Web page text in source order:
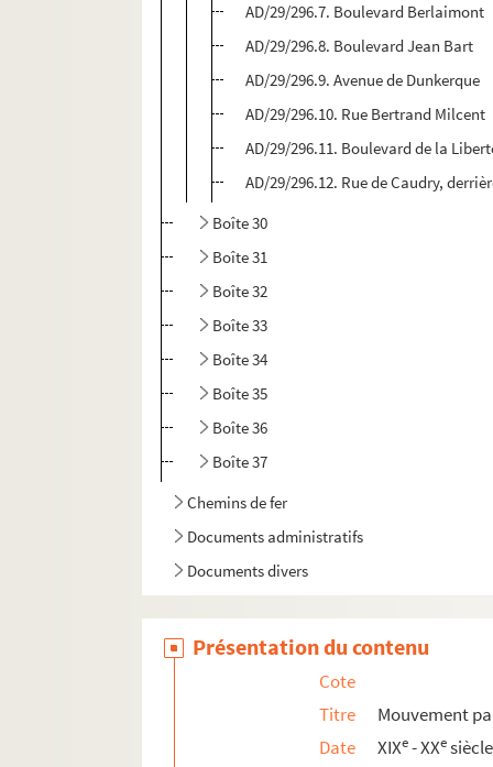
AD/29/296.7. Boulevard Berlaimont
AD/29/296.8. Boulevard Jean Bart
AD/29/296.9. Avenue de Dunkerque
AD/29/296.10. Rue Bertrand Milcent
AD/29/296.11. Boulevard de la
AD/29/296.12. Rue de Caudry,
Boîte 30
Boîte 31
Boîte 32
Boîte 33
Boîte 34
Boîte 35
Boîte 36
Boîte 37
Chemins de fer
Documents administratifs
Documents divers
Présentation du contenu
Cote
Titre
Mouvement
Date
XIXe- XXe